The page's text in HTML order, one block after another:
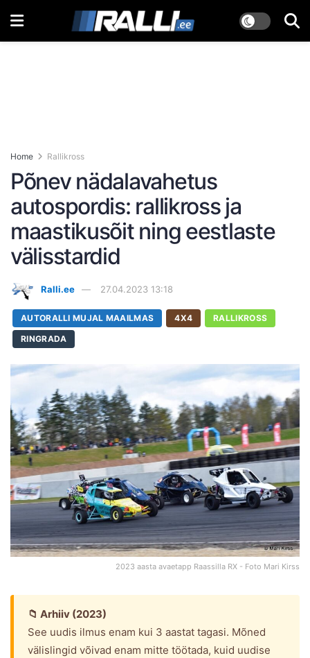
Home Rallikross
Põnev nädalavahetus
autospordis: rallikross ja
maastikusõit ning eestlaste
välisstardid
Ralli.ee 27.04.2023 13:18
AUTORALLI MUJAL MAAILMAS 4X4
RALLIKROSS
RINGRADA
2023 aasta avaetapp Raassilla RX - Foto Mari Kirss
📁 Arhiiv (2023)
See uudis ilmus enam kui 3 aastat tagasi. Mõned
välislingid võivad enam mitte töötada, kuid uudise